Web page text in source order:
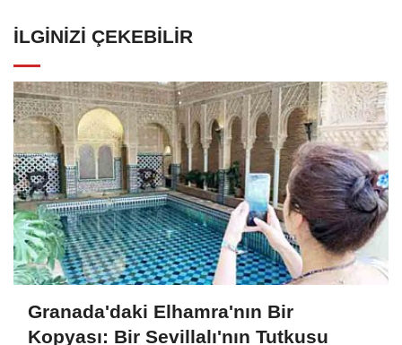
İLGINIZI ÇEKEBILIR
Granada'daki Elhamra'nın Bir
Kopyası: Bir Sevillalı'nın Tutkusu